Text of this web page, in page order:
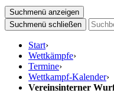
Suchmenü anzeigen
Suchmenü schließen
Start›
Wettkämpfe›
Termine›
Wettkampf-Kalender›
Vereinsinterner